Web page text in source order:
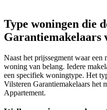
Type woningen die
Garantiemakelaars
Naast het prijssegment waar een
woning van belang. Iedere
een specifiek woningtype. Het
Vilsteren Garantiemakelaars het
Appartement.